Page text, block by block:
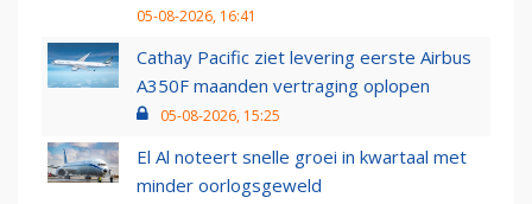
05-08-2026, 16:41
Cathay Pacific ziet levering eerste Airbus
A350F maanden vertraging oplopen
05-08-2026, 15:25
El Al noteert snelle groei in kwartaal met
minder oorlogsgeweld